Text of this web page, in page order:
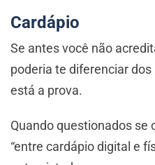
Cardápio
Se antes você não
poderia te diferenciar
está a prova.
Quando questionados se
“entre cardápio digital e